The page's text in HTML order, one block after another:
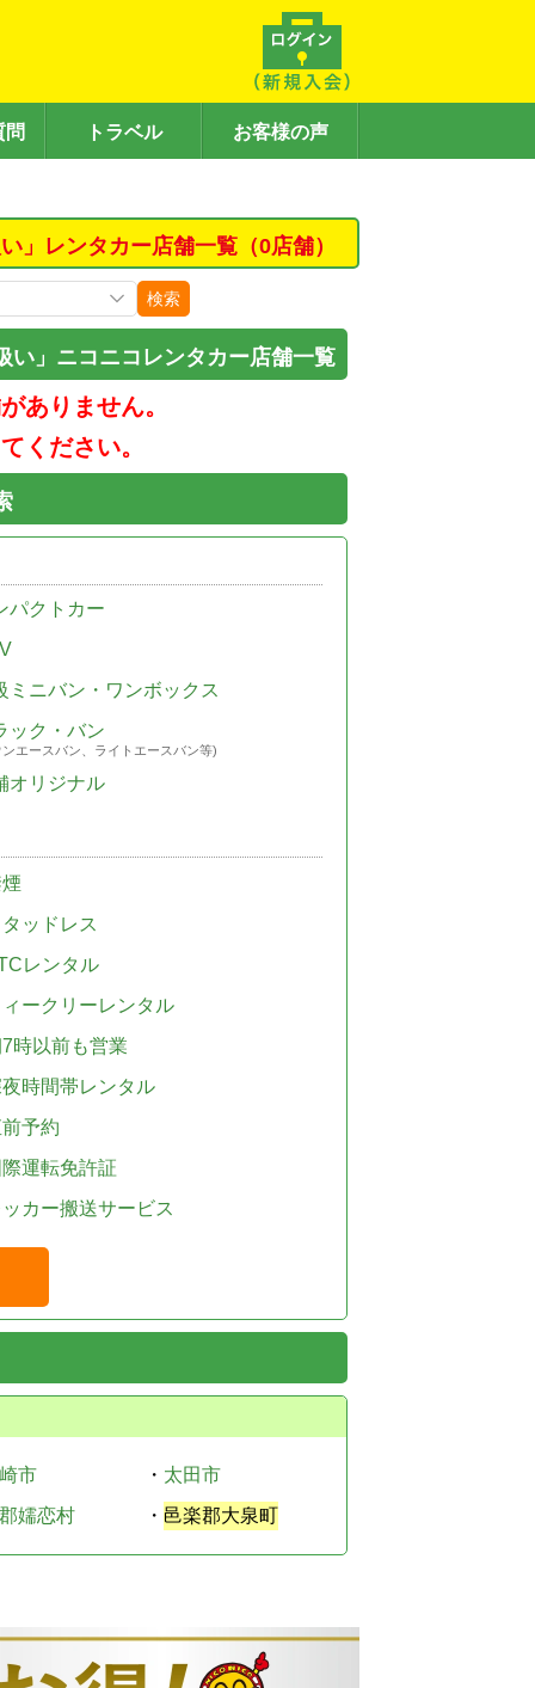
問 トラベル お客様の声
」レンタカー店舗一覧（0店舗）
検索
い」ニコニコレンタカー店舗一覧
ありません。
ください。
パクトカー
ミニバン・ワンボックス
ック・バン
エースバン、ライトエースバン等)
オリジナル
ッドレス
レンタル
ークリーレンタル
時以前も営業
時間帯レンタル
予約
運転免許証
カー搬送サービス
市 ・ 太田市
嬬恋村
・ 邑楽郡大泉町